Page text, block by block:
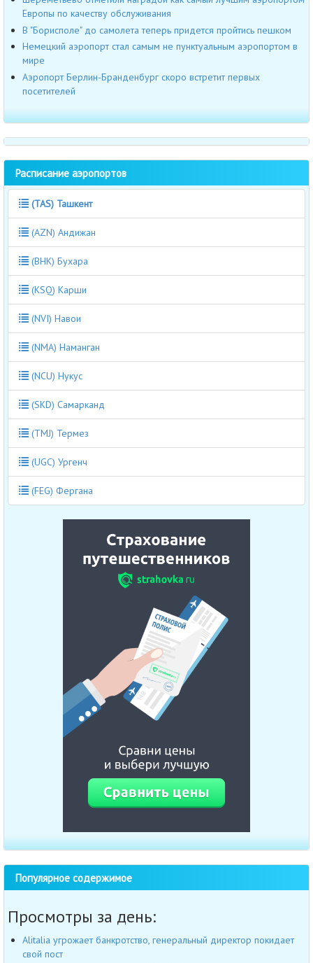
Европы по качеству обслуживания
В "Борисполе" до самолета теперь придется пройтись пешком
Немецкий аэропорт стал самым не пунктуальным аэропортом в
мире
Аэропорт Берлин-Бранденбург скоро встретит первых
посетителей
Расписание аэропортов
(TAS) Ташкент
(AZN) Андижан
(BHK) Бухара
(KSQ) Карши
(NVI) Навои
(NMA) Наманган
(NCU) Нукус
(SKD) Самарканд
(TMJ) Термез
(UGC) Ургенч
(FEG) Фергана
Популярное содержимое
Просмотры за день:
Alitalia угрожает банкротство, генеральный директор покидает
свой пост